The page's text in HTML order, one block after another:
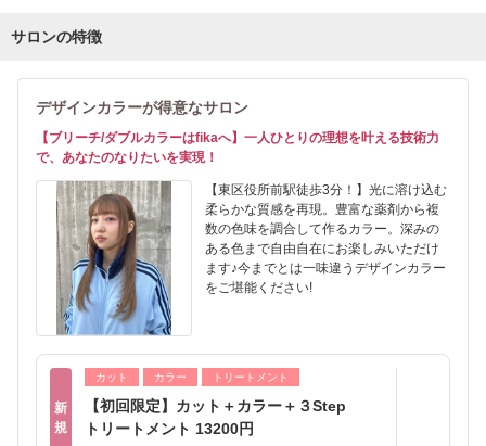
サロンの特徴
デザインカラーが得意なサロン
【ブリーチ/ダブルカラーはfikaへ】一人ひとりの理想を叶える技術力
で、あなたのなりたいを実現！
【東区役所前駅徒歩3分！】光に溶け込む
柔らかな質感を再現。豊富な薬剤から複
数の色味を調合して作るカラー。深みの
ある色まで自由自在にお楽しみいただけ
ます♪今までとは一味違うデザインカラー
をご堪能ください!
新
規
カット カラー トリートメント
【初回限定】カット＋カラー＋３Step
トリートメント 13200円